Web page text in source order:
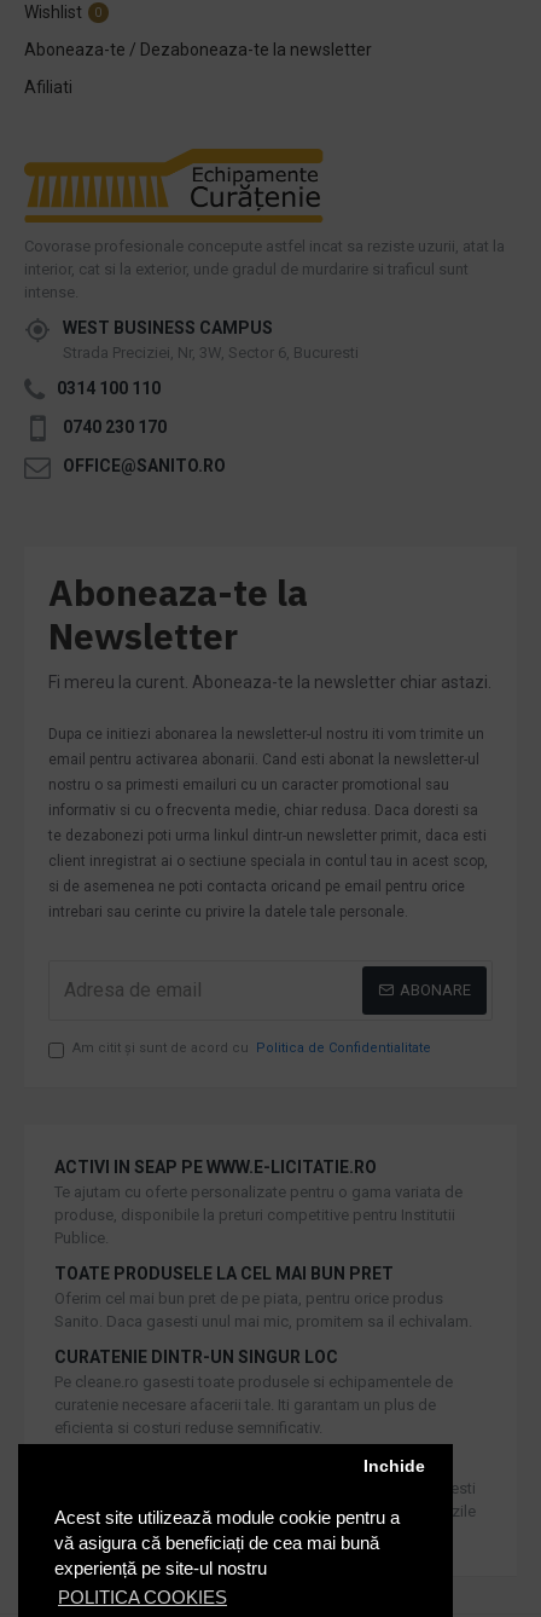
Acest site utilizează module cookie pentru a
vă asigura că beneficiați de cea mai bună
experiență pe site-ul nostru
POLITICA COOKIES
Inchide
Wishlist
0
Aboneaza-te / Dezaboneaza-te la newsletter
Afiliati
Covorase profesionale concepute astfel incat sa reziste uzurii, atat la
interior, cat si la exterior, unde gradul de murdarire si traficul sunt
intense.
WEST BUSINESS CAMPUS
Strada Preciziei, Nr, 3W, Sector 6, Bucuresti
0314 100 110
0740 230 170
OFFICE@SANITO.RO
Aboneaza-te la
Newsletter
Fi mereu la curent. Aboneaza-te la newsletter chiar astazi.
Dupa ce initiezi abonarea la newsletter-ul nostru iti vom trimite un
email pentru activarea abonarii. Cand esti abonat la newsletter-ul
nostru o sa primesti emailuri cu un caracter promotional sau
informativ si cu o frecventa medie, chiar redusa. Daca doresti sa
te dezabonezi poti urma linkul dintr-un newsletter primit, daca esti
client inregistrat ai o sectiune speciala in contul tau in acest scop,
si de asemenea ne poti contacta oricand pe email pentru orice
intrebari sau cerinte cu privire la datele tale personale.
ABONARE
Am citit şi sunt de acord cu Politica de Confidentialitate
ACTIVI IN SEAP PE WWW.E-LICITATIE.RO
Te ajutam cu oferte personalizate pentru o gama variata de
produse, disponibile la preturi competitive pentru Institutii
Publice.
TOATE PRODUSELE LA CEL MAI BUN PRET
Oferim cel mai bun pret de pe piata, pentru orice produs
Sanito. Daca gasesti unul mai mic, promitem sa il echivalam.
CURATENIE DINTR-UN SINGUR LOC
Pe cleane.ro gasesti toate produsele si echipamentele de
curatenie necesare afacerii tale. Iti garantam un plus de
eficienta si costuri reduse semnificativ.
Iti oferim produse de cea mai inalta calitate, dar daca doresti
inlocuirea sau returnarea lor, noi asiguram returul in 30 de zile
de la achizitie catre consumatori.